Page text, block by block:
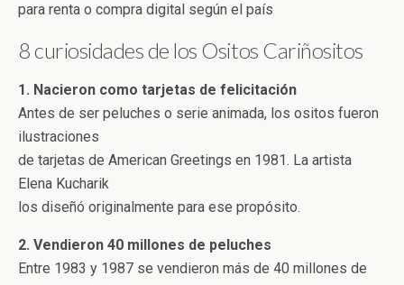
para renta o compra digital según el país
8 curiosidades de los Ositos Cariñositos
1. Nacieron como tarjetas de felicitación
Antes de ser peluches o serie animada, los ositos fueron
ilustraciones
de tarjetas de American Greetings en 1981. La artista
Elena Kucharik
los diseñó originalmente para ese propósito.
2. Vendieron 40 millones de peluches
Entre 1983 y 1987 se vendieron más de 40 millones de